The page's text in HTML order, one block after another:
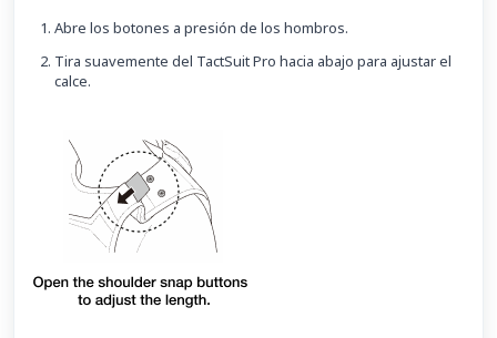
Abre los botones a presión de los hombros.
Tira suavemente del TactSuit Pro hacia abajo para ajustar el
calce.